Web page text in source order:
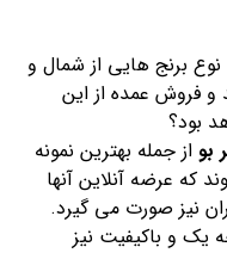
نوع برنج هایی از شمال و
فروش عمده از این
بود؟
بو از جمله بهترین نمونه
که عرضه آنلاین آنها
نیز صورت می گیرد.
یک و باکیفیت نیز